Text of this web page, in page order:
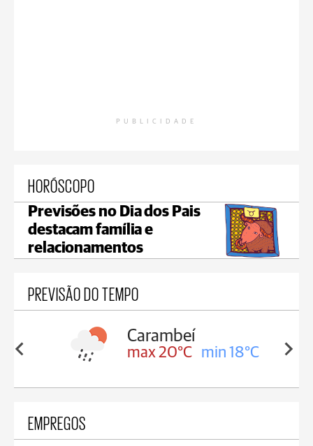
PUBLICIDADE
HORÓSCOPO
Previsões no Dia dos Pais
destacam família e
relacionamentos
PREVISÃO DO TEMPO
Carambeí
max 20°C min 18°C max
EMPREGOS